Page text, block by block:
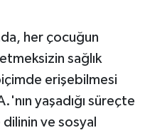
her çocuğun
sağlık
erişebilmesi
yaşadığı süreçte
ve sosyal